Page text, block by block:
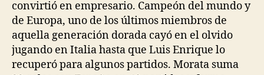
convirtió en empresario. Campeón del mundo y
de Europa, uno de los últimos miembros de
aquella generación dorada cayó en el olvido
jugando en Italia hasta que Luis Enrique lo
recuperó para algunos partidos. Morata suma